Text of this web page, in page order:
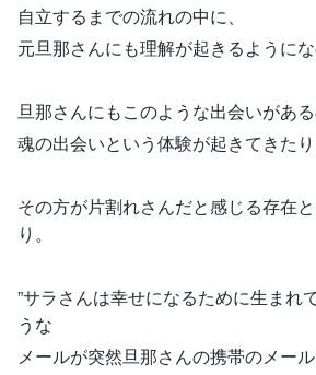
自立するまでの流れの中に、
元旦那さんにも理解が起きるようにな
旦那さんにもこのような出会いがあ
魂の出会いという体験が起きてきたり
その方が片割れさんだと感じる存在
り。
”サラさんは幸せになるために生まれ
うな
メールが突然旦那さんの携帯のメール